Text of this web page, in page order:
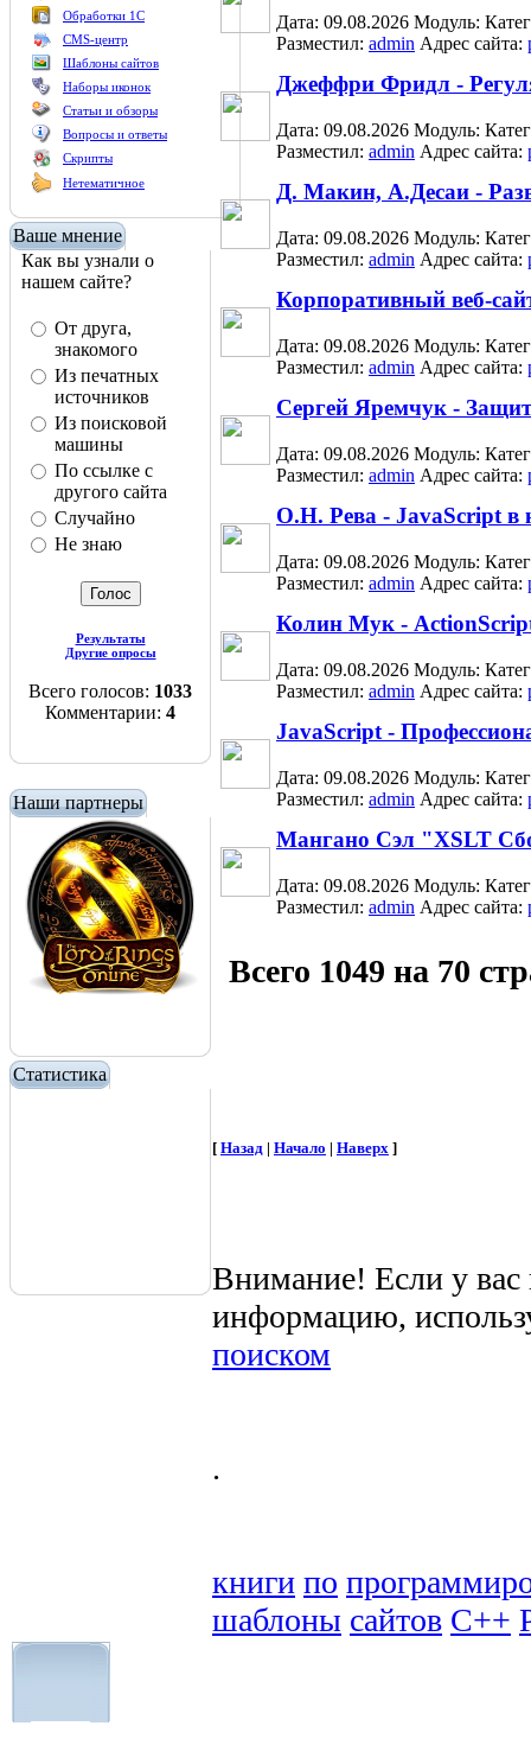
Обработки 1С
CMS-центр
Шаблоны сайтов
Наборы иконок
Статьи и обзоры
Вопросы и ответы
Скрипты
Нетематичное
Ваше мнение
Как вы узнали о
нашем сайте?
От друга,
знакомого
Из печатных
источников
Из поисковой
машины
По ссылке с
другого сайта
Случайно
Не знаю
Результаты
Другие опросы
Всего голосов: 1033
Комментарии: 4
Наши партнеры
Статистика
Дата: 09.08.2026 Модуль:
Разместил: admin Адрес сайта:
Джеффри Фридл -
Дата: 09.08.2026 Модуль:
Разместил: admin Адрес сайта:
Д. Макин, А.Десаи -
Дата: 09.08.2026 Модуль:
Разместил: admin Адрес сайта:
Корпоративный веб-
Дата: 09.08.2026 Модуль:
Разместил: admin Адрес сайта:
Сергей Яремчук -
Дата: 09.08.2026 Модуль:
Разместил: admin Адрес сайта:
О.Н. Рева - JavaScript в
Дата: 09.08.2026 Модуль:
Разместил: admin Адрес сайта:
Колин Мук -
Дата: 09.08.2026 Модуль:
Разместил: admin Адрес сайта:
JavaScript -
Дата: 09.08.2026 Модуль:
Разместил: admin Адрес сайта:
Мангано Сэл "XSLT
Дата: 09.08.2026 Модуль:
Разместил: admin Адрес сайта:
Всего 1049 на 70
[ Назад | Начало | Наверх ]
Внимание! Если у
информацию,
поиском
.
книги по
шаблоны сайтов C++